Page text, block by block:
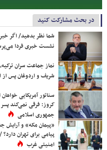
در بحث مشارکت کنید
شما نظر بدهید/ اگر
نشست خبری فردا
نماز جماعت سران
شریف و اردوغان پس از
سناتور آمریکایی
کروز: فرقی نمی‌کند پسر
جمهوری اسلامی
«پیمان مکه» و آرایش
پیامی برای تهران
امنیتی غرب